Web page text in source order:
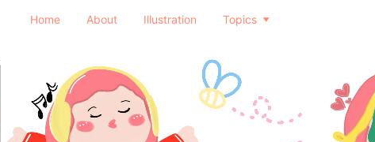
Home About Illustration Topics